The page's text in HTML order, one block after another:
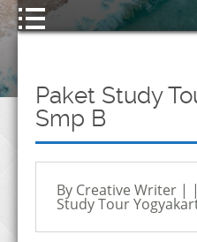
Paket Study
Smp B
By Creative Writer |
Study Tour